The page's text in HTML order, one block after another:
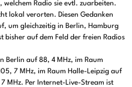
Radio sie evtl. zuarbeiten.
lokal verorten. Diesen Gedanken
um gleichzeitig in Berlin, Hamburg
bisher auf dem Feld der freien Radios
Berlin auf 88, 4 MHz, im Raum
7 MHz, im Raum Halle-Leipzig auf
MHz. Per Internet-Live-Stream ist